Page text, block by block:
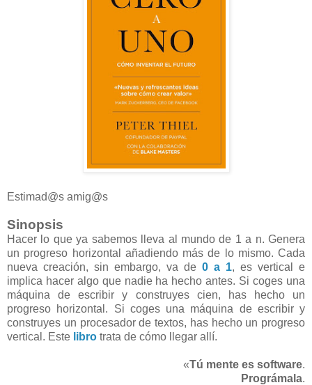
Estimad@s amig@s
Sinopsis
Hacer lo que ya sabemos lleva al mundo de 1 a n. Genera
un progreso horizontal añadiendo más de lo mismo. Cada
nueva creación, sin embargo, va de 0 a 1, es vertical e
implica hacer algo que nadie ha hecho antes. Si coges una
máquina de escribir y construyes cien, has hecho un
progreso horizontal. Si coges una máquina de escribir y
construyes un procesador de textos, has hecho un progreso
vertical. Este libro trata de cómo llegar allí.
«Tú mente es software.
Prográmala.